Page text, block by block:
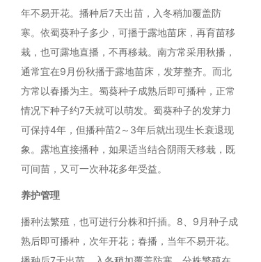
年不易开花。播种后7天出苗，入冬稍加覆盖防
寒。依蜀葵种子多少，可播于露地苗床，再育苗移
栽，也可露地直播，不再移栽。南方常采用秋播，
通常宜在9月份秋播于露地苗床，发芽整齐。而北
方常以春播为主。蜀葵种子成熟后即可播种，正常
情况下种子约7天就可以萌发。蜀葵种子的发芽力
可保持4年，但播种苗2～3年后就出现生长衰退现
象。露地直接播种，如果适当结合阴雨天移栽，既
可间苗，又可一次种花多年受益。
养护管理
播种法繁殖，也可进行分株和扦插。8、9月种子成
熟后即可播种，次年开花；春播，当年不易开花。